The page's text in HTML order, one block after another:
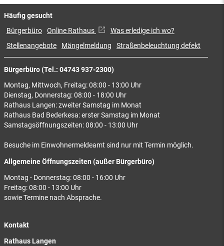
Bürgerbüro (Tel.: 04743 937-2300)
Montag, Mittwoch, Freitag: 08:00 - 13:00 Uhr
Dienstag, Donnerstag: 08:00 - 18:00 Uhr
Rathaus Langen: zweiter Samstag im Monat
Rathaus Bad Bederkesa: erster Samstag im Monat
Samstagsöffnungszeiten: 08:00 - 13:00 Uhr
Besuche im Einwohnermeldeamt sind nur mit Termin möglich.
Allgemeine Öffnungszeiten (außer Bürgerbüro)
Montag - Donnerstag: 08:00 - 16:00 Uhr
Freitag: 08:00 - 13:00 Uhr
sowie Termine nach Absprache.
Kontakt
Rathaus Langen
Häufig gesucht
Bürgerbüro Online Rathaus
Was erledige ich wo?
Stellenangebote
Mängelmeldung Straßenbeleuchtung defekt